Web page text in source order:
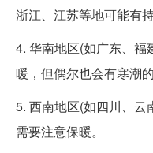
浙江、江苏等地可能有
4. 华南地区(如广东、福
暖，但偶尔也会有寒潮的
5. 西南地区(如四川、云
需要注意保暖。